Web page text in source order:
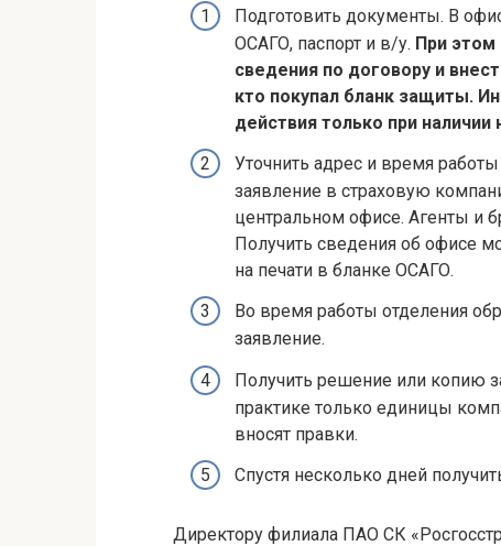
Подготовить документы. В
ОСАГО, паспорт и в/у. При этом
сведения по договору и
кто покупал бланк защиты.
действия только при
Уточнить адрес и время
заявление в страховую
центральном офисе. Агенты и
Получить сведения об офисе
на печати в бланке ОСАГО.
Во время работы отделения
заявление.
Получить решение или копию
практике только единицы
вносят правки.
Спустя несколько дней
Директору филиала ПАО СК